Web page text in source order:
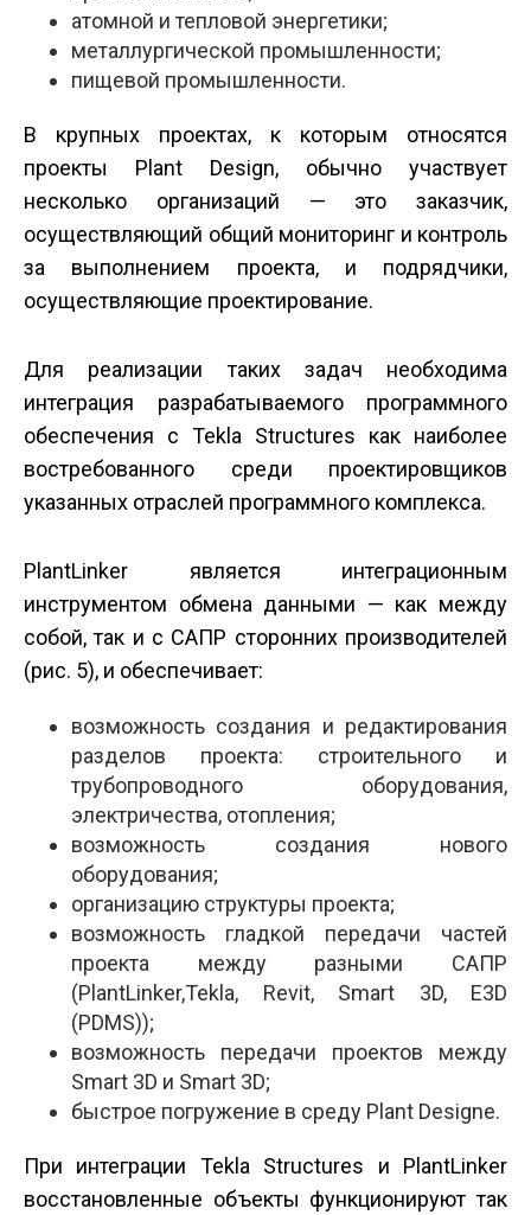
атомной и тепловой энергетики;
металлургической промышленности;
пищевой промышленности.
В крупных проектах, к которым относятся
проекты Plant Design, обычно участвует
несколько организаций — это заказчик,
осуществляющий общий мониторинг и контроль
за выполнением проекта, и подрядчики,
осуществляющие проектирование.
Для реализации таких задач необходима
интеграция разрабатываемого программного
обеспечения с Tekla Structures как наиболее
востребованного среди проектировщиков
указанных отраслей программного комплекса.
PlantLinker является интеграционным
инструментом обмена данными — как между
собой, так и с САПР сторонних производителей
(рис. 5), и обеспечивает:
возможность создания и редактирования
разделов проекта: строительного и
трубопроводного оборудования,
электричества, отопления;
возможность создания нового
оборудования;
организацию структуры проекта;
возможность гладкой передачи частей
проекта между разными САПР
(PlantLinker,Tekla, Revit, Smart 3D, E3D
(PDMS));
возможность передачи проектов между
Smart 3D и Smart 3D;
быстрое погружение в среду Plant Designe.
При интеграции Tekla Structures и PlantLinker
восстановленные объекты функционируют так